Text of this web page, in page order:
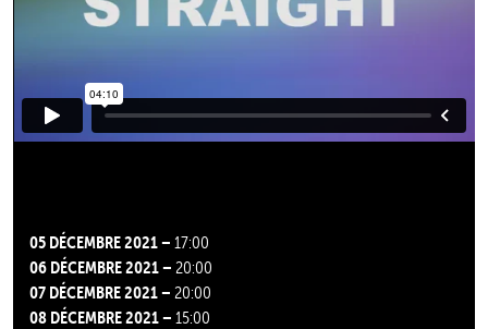
05 DÉCEMBRE 2021 – 17:00
06 DÉCEMBRE 2021 – 20:00
07 DÉCEMBRE 2021 – 20:00
08 DÉCEMBRE 2021 – 15:00